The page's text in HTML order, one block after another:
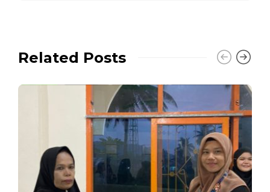
Related Posts